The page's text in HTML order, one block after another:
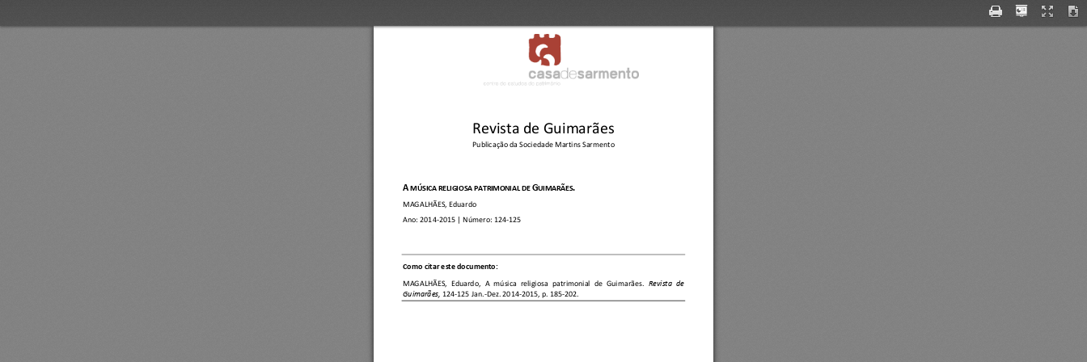
Revista de Guimarães
Publicação da Sociedade Martins Sarmento
A MÚSICA RELIGIOSA PATRIMONIAL DE
G UIMARÃES.
MAGALHÃES, Eduardo
Ano: 2014-2015 | Número: 124-125
C omo citar este documento:
MAGALHÃES,  Eduardo
A  música  religiosa  patrimonial  de  Guimarães.Revista  de
Guimarães, 124- 125 Jan.
- Dez. 2014
- 2015, p. 185
-202.